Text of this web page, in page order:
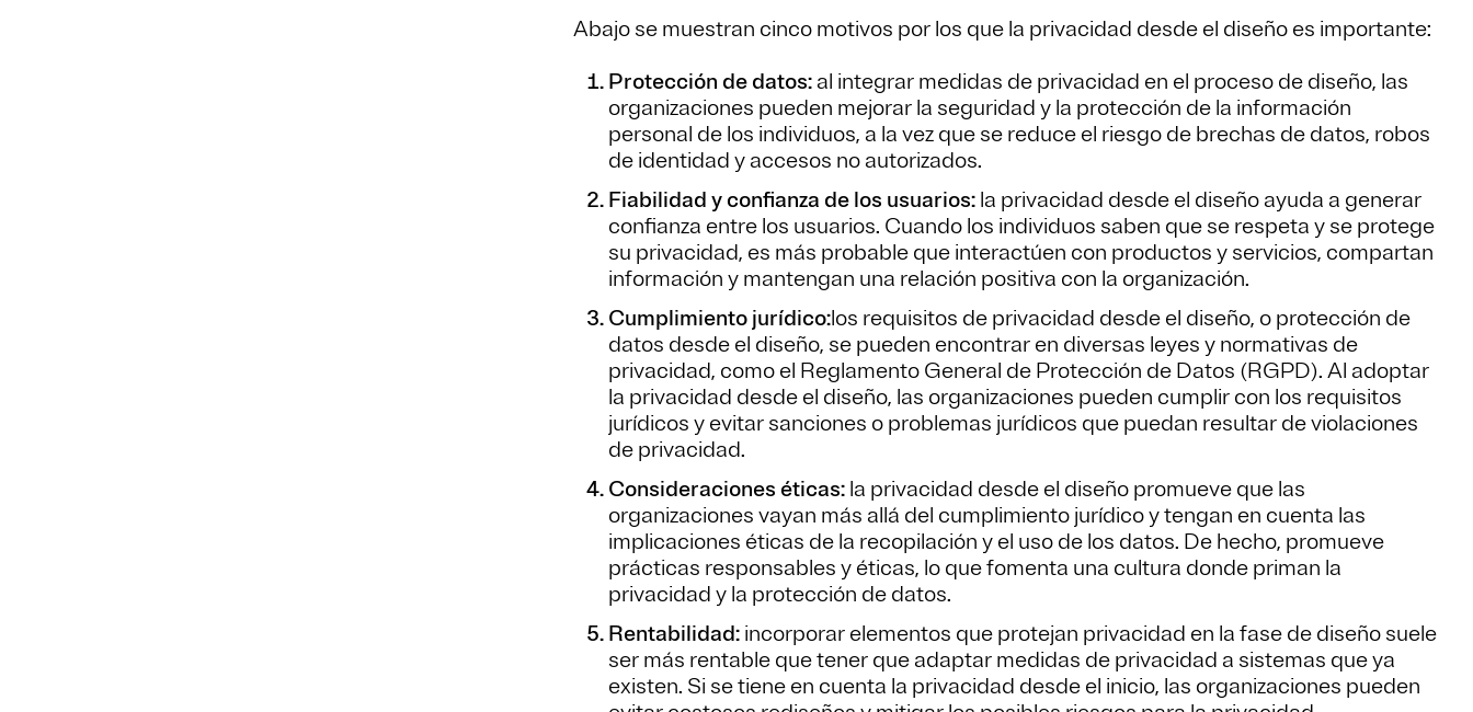
Abajo se muestran cinco motivos por los que la privacidad desde el diseño es importante:
Protección de datos:al integrar medidas de privacidad en el proceso de diseño, las
organizaciones pueden mejorar la seguridad y la protección de la información
personal de los individuos, a la vez que se reduce el riesgo de brechas de datos, robos
de identidad y accesos no autorizados.
Fiabilidad y confianza de los usuarios:la privacidad desde el diseño ayuda a generar
confianza entre los usuarios. Cuando los individuos saben que se respeta y se protege
su privacidad, es más probable que interactúen con productos y servicios, compartan
información y mantengan una relación positiva con la organización.
Cumplimiento jurídico:los requisitos de privacidad desde el diseño, o protección de
datos desde el diseño, se pueden encontrar en diversas leyes y normativas de
privacidad, como el Reglamento General de Protección de Datos (RGPD). Al adoptar
la privacidad desde el diseño, las organizaciones pueden cumplir con los requisitos
jurídicos y evitar sanciones o problemas jurídicos que puedan resultar de violaciones
de privacidad.
Consideraciones éticas:la privacidad desde el diseño promueve que las
organizaciones vayan más allá del cumplimiento jurídico y tengan en cuenta las
implicaciones éticas de la recopilación y el uso de los datos. De hecho, promueve
prácticas responsables y éticas, lo que fomenta una cultura donde priman la
privacidad y la protección de datos.
Rentabilidad:incorporar elementos que protejan privacidad en la fase de diseño suele
ser más rentable que tener que adaptar medidas de privacidad a sistemas que ya
existen. Si se tiene en cuenta la privacidad desde el inicio, las organizaciones pueden